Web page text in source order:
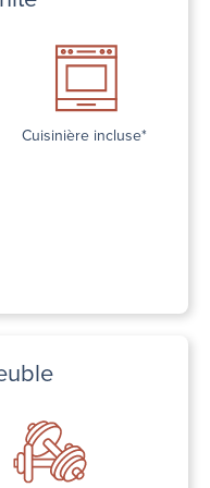
Cuisinière incluse*